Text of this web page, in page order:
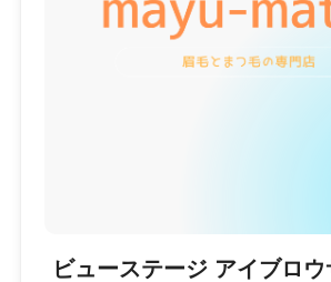
ビューステージ アイブロ